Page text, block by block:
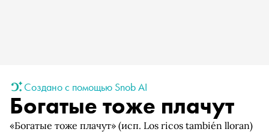
Создано с помощью Snob AI
Богатые тоже плачут
«Богатые тоже плачут» (исп. Los ricos también lloran)